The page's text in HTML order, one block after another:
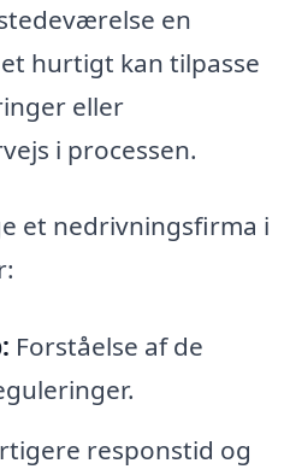
en
hurtigt kan tilpasse
eller
i processen.
et nedrivningsfirma i
Forståelse af de
responstid og